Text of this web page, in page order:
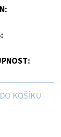
:
:
KOŠÍKU